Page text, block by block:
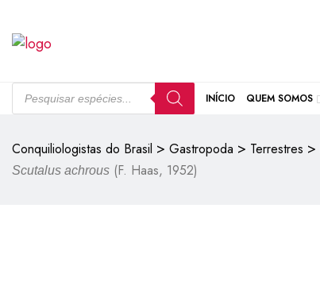
INÍCIO QUEM SOMOS
Conquiliologistas do Brasil > Gastropoda > Terrestres >
Scutalus achrous (F. Haas, 1952)